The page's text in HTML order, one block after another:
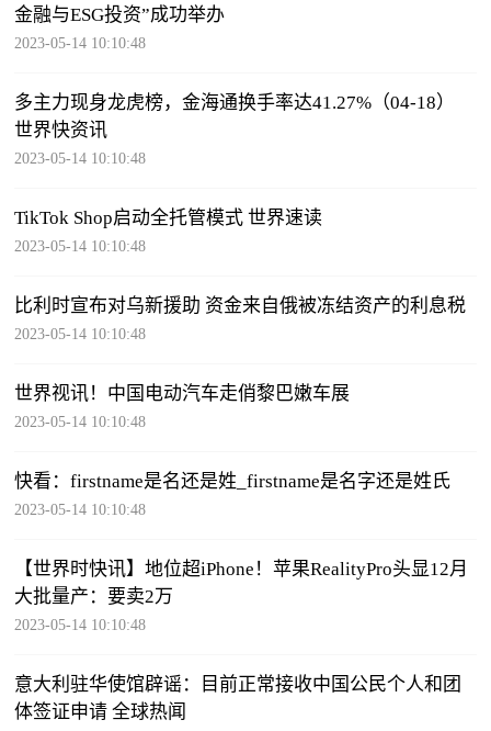
金融与ESG投资”成功举办
2023-05-14 10:10:48
多主力现身龙虎榜，金海通换手率达41.27%（04-18）
世界快资讯
2023-05-14 10:10:48
TikTok Shop启动全托管模式 世界速读
2023-05-14 10:10:48
比利时宣布对乌新援助 资金来自俄被冻结资产的利息税
2023-05-14 10:10:48
世界视讯！中国电动汽车走俏黎巴嫩车展
2023-05-14 10:10:48
快看：firstname是名还是姓_firstname是名字还是姓氏
2023-05-14 10:10:48
【世界时快讯】地位超iPhone！苹果RealityPro头显12月
大批量产：要卖2万
2023-05-14 10:10:48
意大利驻华使馆辟谣：目前正常接收中国公民个人和团
体签证申请 全球热闻